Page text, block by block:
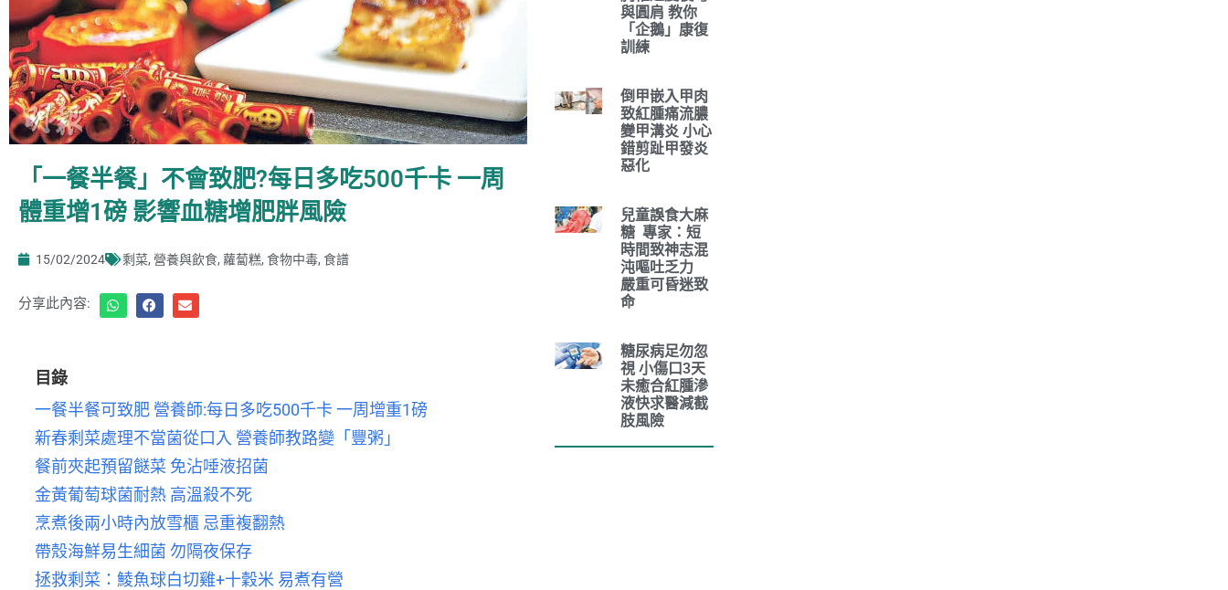
「一餐半餐」不會致肥?每日多吃500千卡 一周
體重增1磅 影響血糖增肥胖風險
15/02/2024 剩菜, 營養與飲食, 蘿蔔糕, 食物中毒, 食譜
分享此內容:
目錄
一餐半餐可致肥 營養師:每日多吃500千卡 一周增重1磅
新春剩菜處理不當菌從口入 營養師教路變「豐粥」
餐前夾起預留餸菜 免沾唾液招菌
金黃葡萄球菌耐熱 高溫殺不死
烹煮後兩小時內放雪櫃 忌重複翻熱
帶殼海鮮易生細菌 勿隔夜保存
拯救剩菜：鯪魚球白切雞+十穀米 易煮有營
與圓肩 教你
「企鵝」康復
訓練
倒甲嵌入甲肉
致紅腫痛流膿
變甲溝炎 小心
錯剪趾甲發炎
惡化
兒童誤食大麻
糖 專家：短
時間致神志混
沌嘔吐乏力
嚴重可昏迷致
命
糖尿病足勿忽
視 小傷口3天
未癒合紅腫滲
液快求醫減截
肢風險